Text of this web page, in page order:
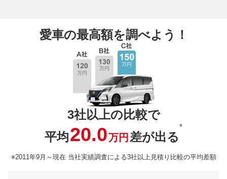
愛車の最高額を調べよう！
3社以上の比較で
平均20.0万円 差が出る
※
※2011年9月～現在 当社実績調査による3社以上見積り比較の平均差額